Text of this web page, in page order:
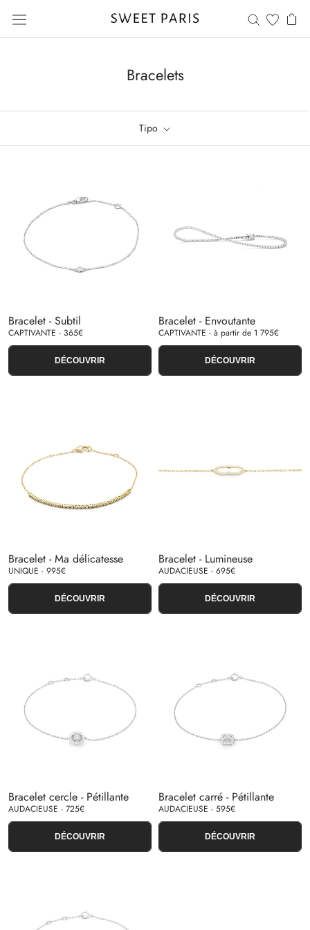
contenido
Bracelets
Tipo
Bracelet - Subtil
CAPTIVANTE - 365€
DÉCOUVRIR
Bracelet - Envoutante
CAPTIVANTE - à partir de 1 795€
DÉCOUVRIR
Bracelet - Ma délicatesse
UNIQUE - 995€
DÉCOUVRIR
Bracelet - Lumineuse
AUDACIEUSE - 695€
DÉCOUVRIR
Bracelet cercle - Pétillante
AUDACIEUSE - 725€
DÉCOUVRIR
Bracelet carré - Pétillante
AUDACIEUSE - 595€
DÉCOUVRIR
Newsletter